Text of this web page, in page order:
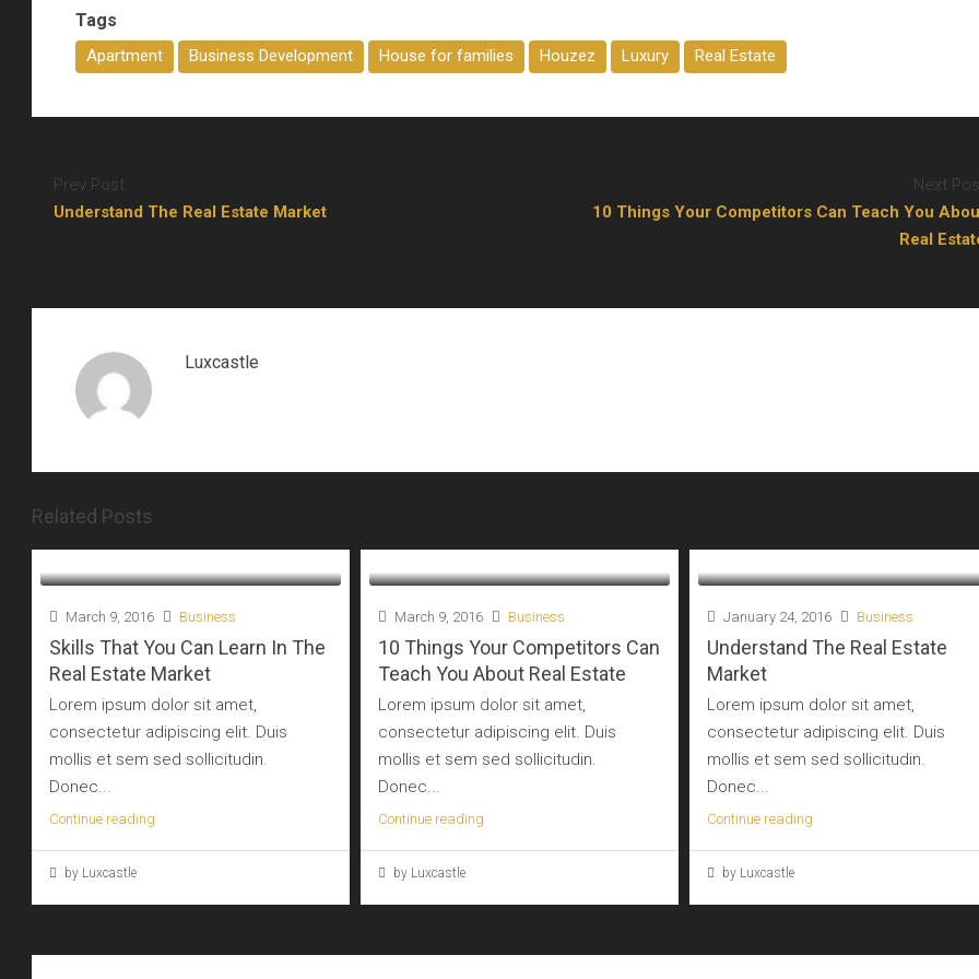
Tags
Apartment Business Development House for families Houzez Luxury Real Estate
Prev Post
Understand The Real Estate Market
Next
10 Things Your Competitors Can Teach You
Real
Luxcastle
Related Posts
March 9, 2016 Business
Skills That You Can Learn In The
Real Estate Market
Lorem ipsum dolor sit amet,
consectetur adipiscing elit. Duis
mollis et sem sed sollicitudin.
Donec...
Continue reading
by Luxcastle
March 9, 2016 Business
10 Things Your Competitors Can
Teach You About Real Estate
Lorem ipsum dolor sit amet,
consectetur adipiscing elit. Duis
mollis et sem sed sollicitudin.
Donec...
Continue reading
by Luxcastle
January 24, 2016 Business
Understand The Real Estate
Market
Lorem ipsum dolor sit amet,
consectetur adipiscing elit. Duis
mollis et sem sed sollicitudin.
Donec...
Continue reading
by Luxcastle